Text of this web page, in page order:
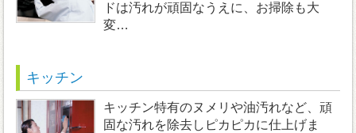
ドは汚れが頑固なうえに、お掃除も大
変…
キッチン
キッチン特有のヌメリや油汚れなど、頑
固な汚れを除去しピカピカに仕上げま